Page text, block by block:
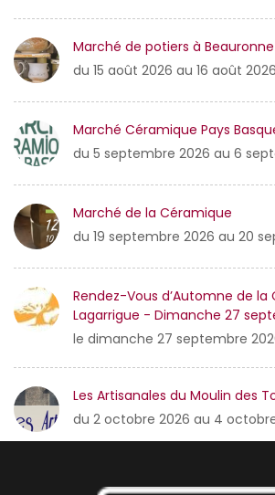
Marché de potiers à Beauronne
du 15 août 2026 au 16 août 2026
Marché Céramique Pays
du 5 septembre 2026 au 6
Marché de la Céramique
du 19 septembre 2026 au 20
Rendez-Vous d’Automne de la
Lagarrigue - Dimanche 27
le dimanche 27 septembre
Les Artisanales du Moulin des
du 2 octobre 2026 au 4